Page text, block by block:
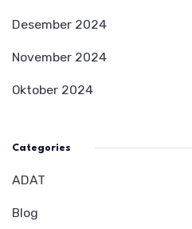
Desember 2024
November 2024
Oktober 2024
Categories
ADAT
Blog